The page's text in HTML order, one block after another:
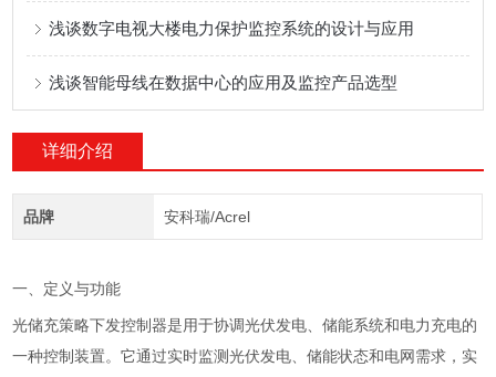
浅谈数字电视大楼电力保护监控系统的设计与应用
浅谈智能母线在数据中心的应用及监控产品选型
详细介绍
品牌 安科瑞/Acrel
一、定义与功能
光储充策略下发控制器是用于协调光伏发电、储能系统和电力充电的
一种控制装置。它通过实时监测光伏发电、储能状态和电网需求，实